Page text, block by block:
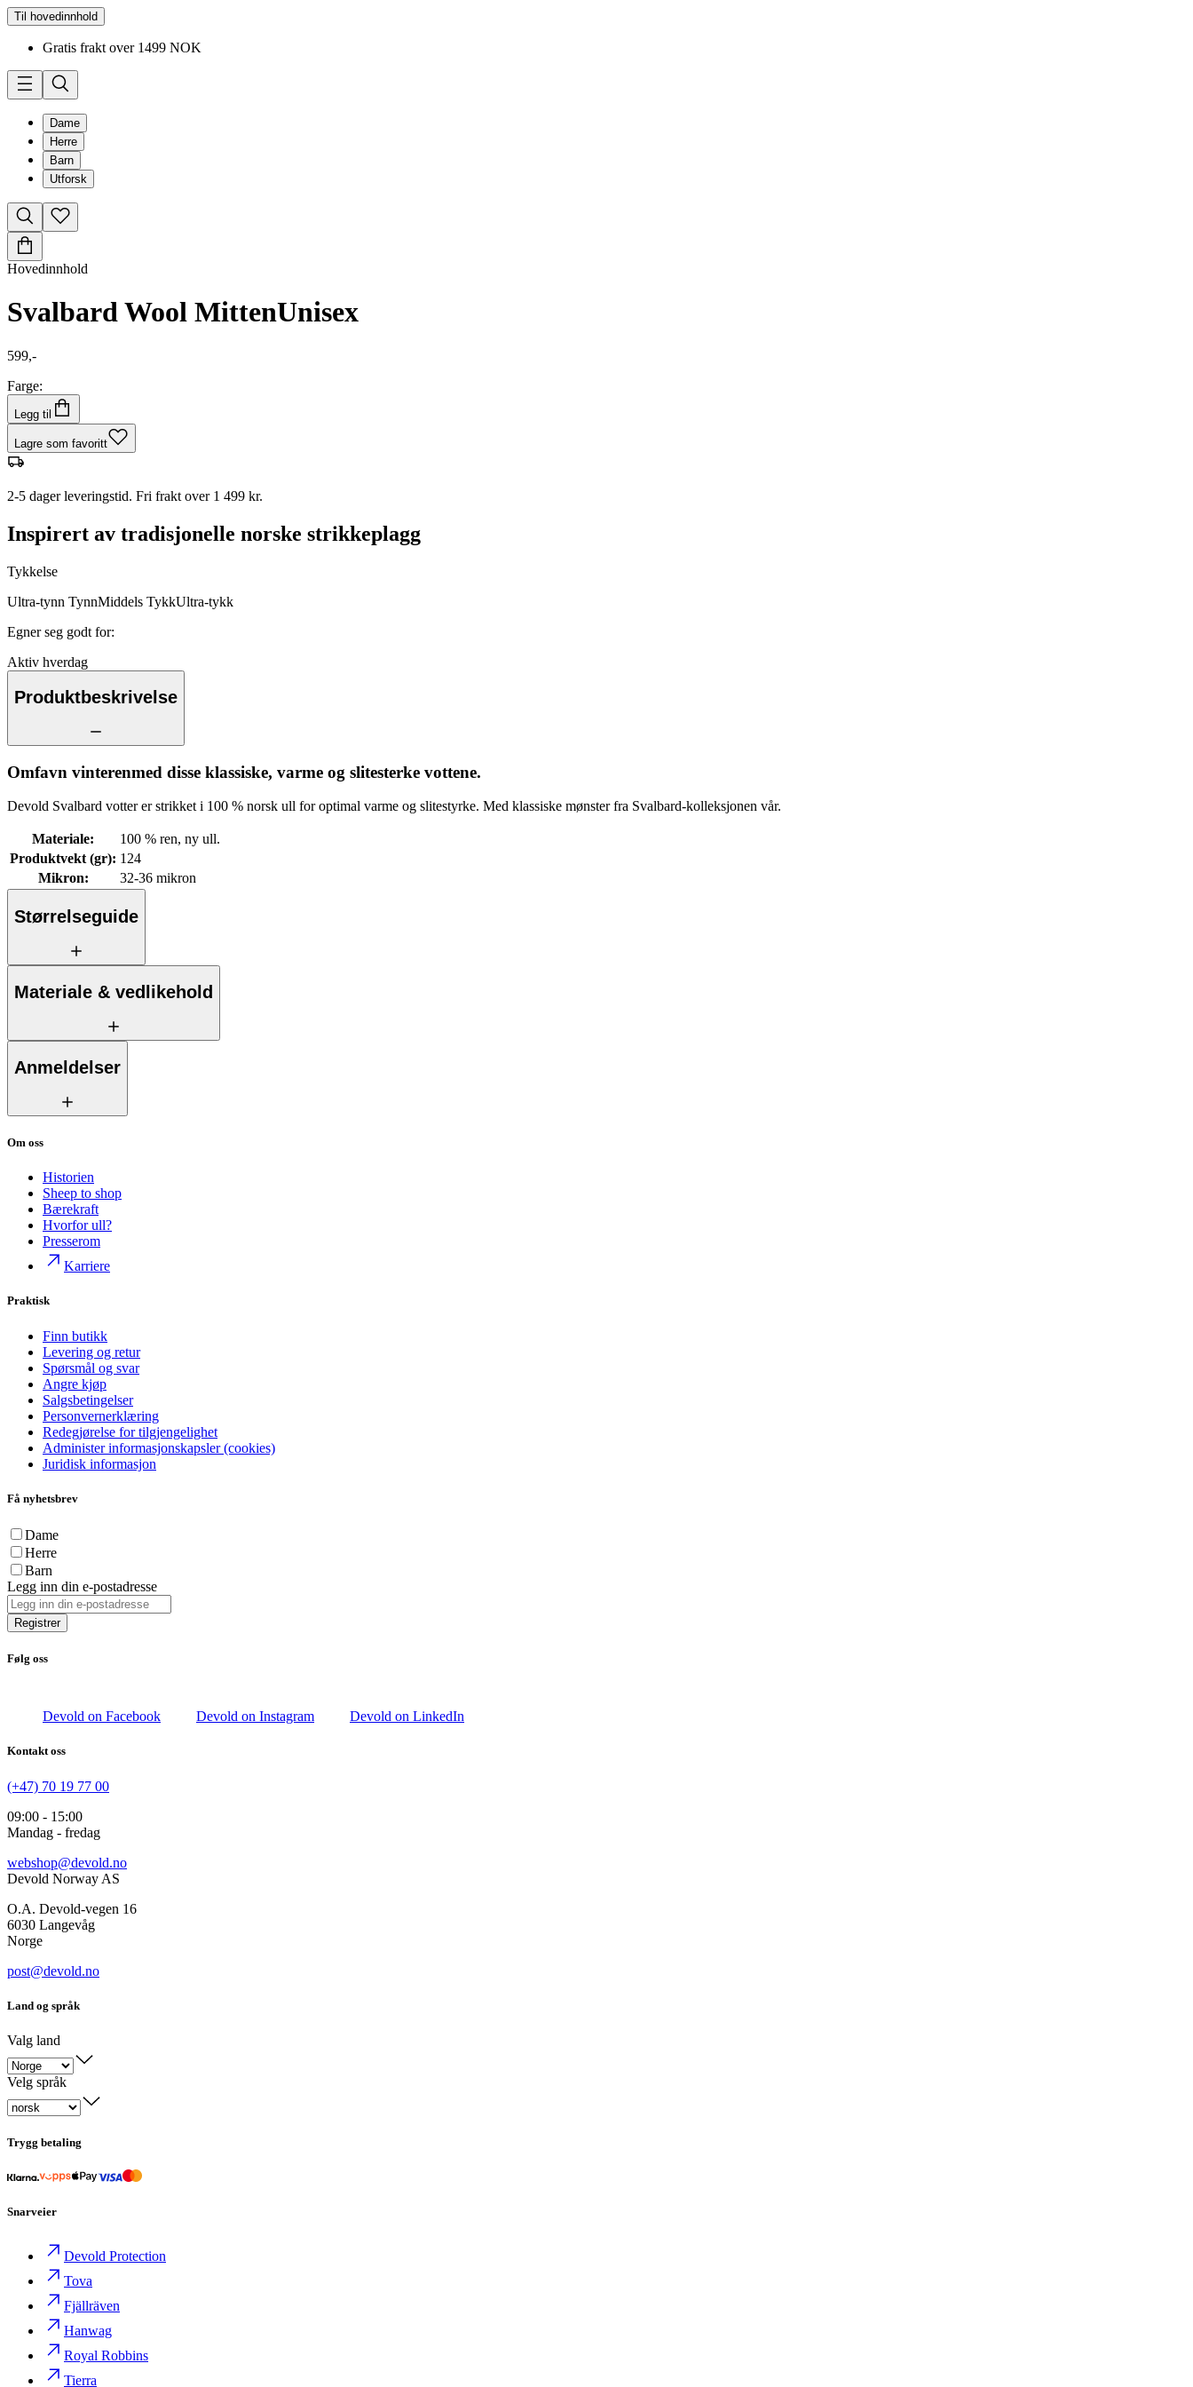
Til hovedinnhold
Gratis frakt over 1499 NOK
Dame
Herre
Barn
Utforsk
Hovedinnhold
Svalbard Wool MittenUnisex
599,-
Farge:
Legg til
Lagre som favoritt
2-5 dager leveringstid. Fri frakt over 1 499 kr.
Inspirert av tradisjonelle norske strikkeplagg
Tykkelse
Ultra-tynn TynnMiddels TykkUltra-tykk
Egner seg godt for:
Aktiv hverdag
Produktbeskrivelse
Omfavn vinterenmed disse klassiske, varme og slitesterke vottene.
Devold Svalbard votter er strikket i 100 % norsk ull for optimal varme og slitestyrke. Med klassiske mønster fra Svalbard-kolleksjonen vår.
Materiale:
100 % ren, ny ull.
Produktvekt (gr): 124
Mikron: 32-36 mikron
Størrelseguide
Materiale & vedlikehold
Anmeldelser
Om oss
Historien
Sheep to shop
Bærekraft
Hvorfor ull?
Presserom
Karriere
Praktisk
Finn butikk
Levering og retur
Spørsmål og svar
Angre kjøp
Salgsbetingelser
Personvernerklæring
Redegjørelse for tilgjengelighet
Administer informasjonskapsler (cookies)
Juridisk informasjon
Få nyhetsbrev
Dame
Herre
Barn
Legg inn din e-postadresse
Registrer
Følg oss
Devold on Facebook Devold on Instagram Devold on LinkedIn
Kontakt oss
(+47) 70 19 77 00
09:00 - 15:00
Mandag - fredag
webshop@devold.no
Devold Norway AS
O.A. Devold-vegen 16
6030 Langevåg
Norge
post@devold.no
Land og språk
Valg land
Velg språk
Trygg betaling
Snarveier
Devold Protection
Tova
Fjällräven
Hanwag
Royal Robbins
Tierra